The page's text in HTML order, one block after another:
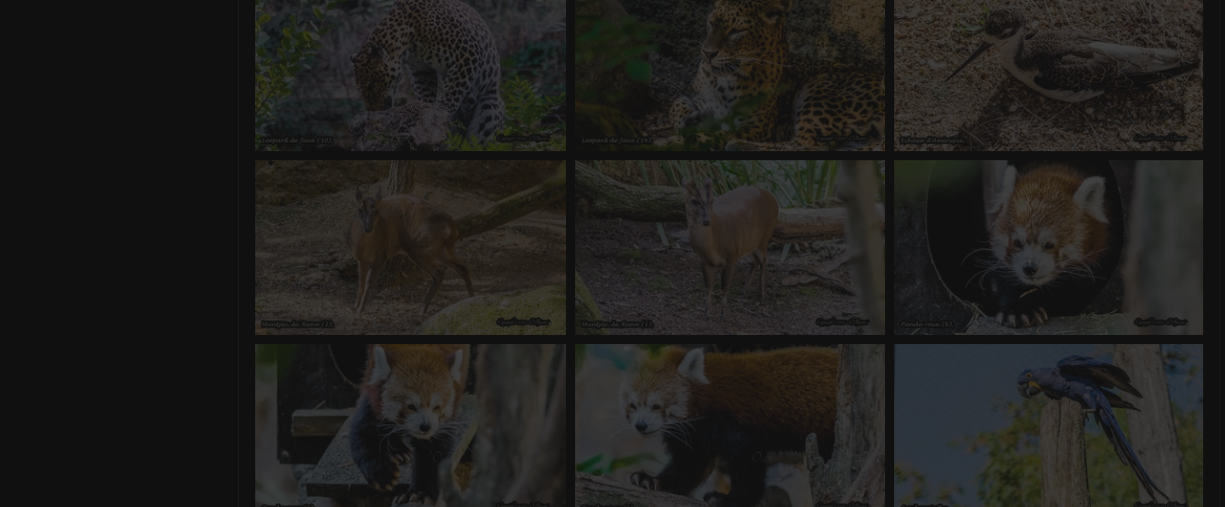
Léopard de Java (10)
0 commentaire
Léopard de Java (14)
0 commentaire
- vue 1531 fois -Score 4.42
Echasse d'Amérique
vue 1104 fois-
Muntjac de Reeve (2)
vue 2247 fois
Muntjac de Reeve (1)
0 commentaire
Panda roux (6)
vue 1297 fois -Score 4.61